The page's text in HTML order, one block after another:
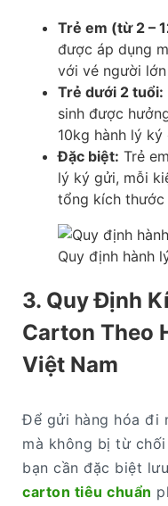
Trẻ em (từ 2 –
được áp dụng
với vé người lớn
Trẻ dưới 2 tuổi:
sinh được
10kg hành lý ký
Đặc biệt: Trẻ
lý ký gửi, mỗi
tổng kích thước
Quy định hành
3. Quy Định
Carton Theo
Việt Nam
Để gửi hàng hóa đi
mà không bị từ
bạn cần đặc biệt
carton tiêu chuẩn